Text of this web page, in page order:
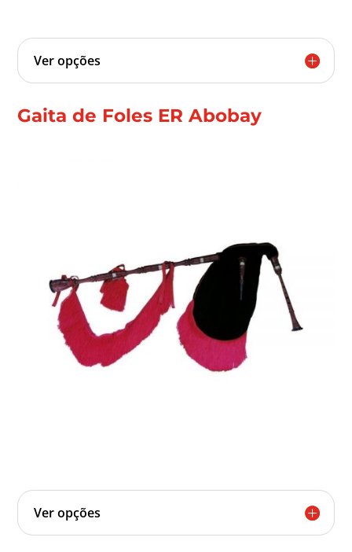
Ver opções
Gaita de Foles ER Abobay
Ver opções